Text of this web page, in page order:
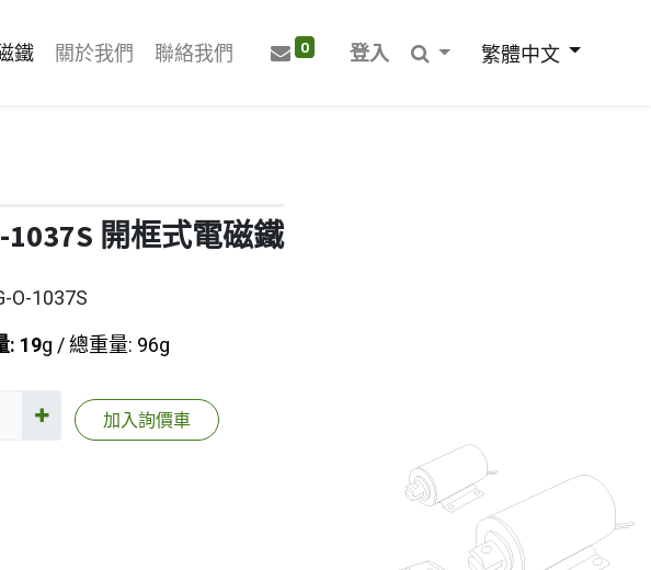
鐵 關於我們 聯絡我們 0 登入 繁體中文
1037S 開框式電磁鐵
O-1037S
: 19g / 總重量: 96g
加入詢價車